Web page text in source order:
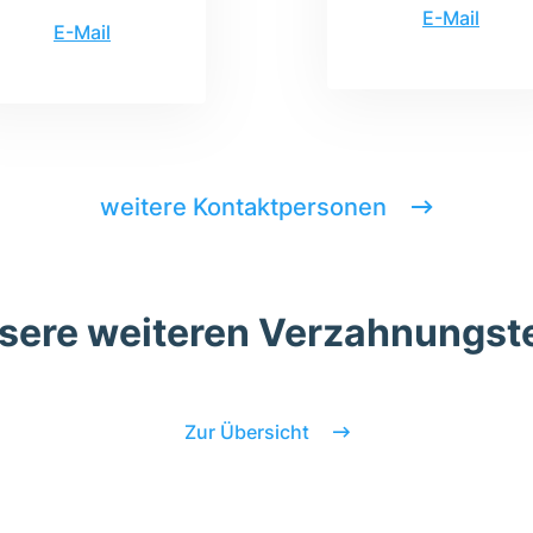
E-Mail
E-Mail
weitere Kontaktpersonen
weiteren
Zur Übersicht